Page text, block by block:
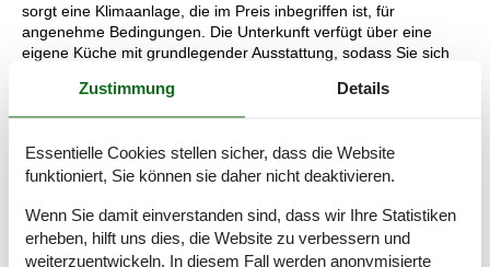
sorgt eine Klimaanlage, die im Preis inbegriffen ist, für
angenehme Bedingungen. Die Unterkunft verfügt über eine
eigene Küche mit grundlegender Ausstattung, sodass Sie sich
Standard-WLAN, Satellitenfernsehen, Tischtennis und
Gesellschaftsspiele zur Verfügung. Genießen Sie entspannte
Ferienwohnung befindet sich im 1. Stock und eignet sich ideal
für Familien oder kleine Gruppen, die die Region Lika und
Englisch und Kroatisch, was die Kommunikation erleichtert.
Handtücher werden bereitgestellt, sodass Sie sich um nichts
weiter kümmern müssen.
Zustimmung Details
Essentielle Cookies stellen sicher, dass die Website
funktioniert, Sie können sie daher nicht deaktivieren.
Wenn Sie damit einverstanden sind, dass wir Ihre Statistiken
erheben, hilft uns dies, die Website zu verbessern und
weiterzuentwickeln. In diesem Fall werden anonymisierte